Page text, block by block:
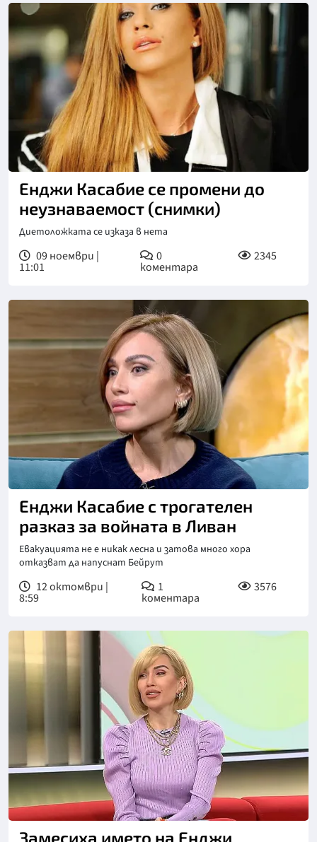
Енджи Касабие се промени до
неузнаваемост (снимки)
Диетоложката се изказа в нета
09 ноември |
11:01
0
коментара
2345
Снимка: бТВ
Енджи Касабие с трогателен
разказ за войната в Ливан
Евакуацията не е никак лесна и затова много хора
отказват да напуснат Бейрут
12 октомври |
8:59
1
коментара
3576
Снимка: Нова телевизия
Замесиха името на Енджи